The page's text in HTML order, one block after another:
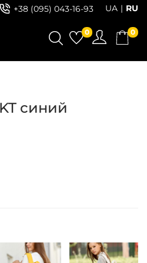
+38 (095) 043-16-93 UA RU
0 0
синий